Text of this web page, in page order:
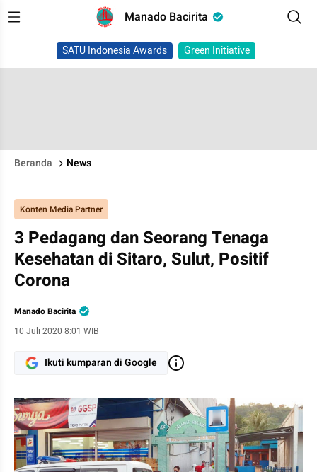
Manado Bacirita
SATU Indonesia Awards Green Initiative
Beranda News
Konten Media Partner
3 Pedagang dan Seorang Tenaga
Kesehatan di Sitaro, Sulut, Positif
Corona
Manado Bacirita
10 Juli 2020 8:01 WIB
Ikuti kumparan di Google